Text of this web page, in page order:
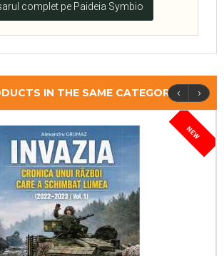
complet pe Paideia Symbio
IN THE SAME CATEGORY ‹ ›
NEW